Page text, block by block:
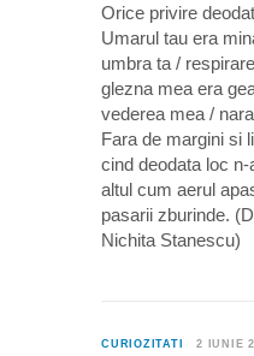
Orice privire
Umarul tau era
umbra ta /
glezna mea era
vederea mea /
Fara de margini si
cind deodata loc
altul cum aerul
pasarii zburinde.
Nichita Stanescu)
CURIOZITATI 2 IUNIE